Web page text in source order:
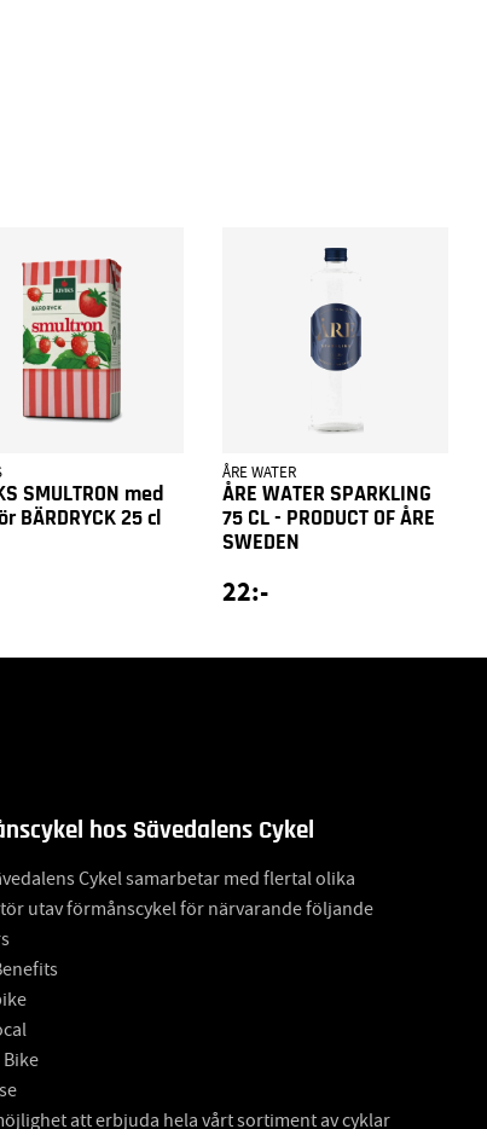
SMULTRON med
BÄRDRYCK 25 cl
ÅRE WATER
ÅRE WATER SPARKLING
75 CL - PRODUCT OF ÅRE
SWEDEN
22:-
hos Sävedalens Cykel
Cykel samarbetar med flertal olika
utav förmånscykel för närvarande följande
Bike
att erbjuda hela vårt sortiment av cyklar